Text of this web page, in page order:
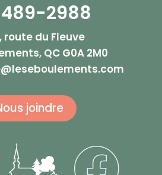
489-2988
route du Fleuve
QC G0A 2M0
joindre